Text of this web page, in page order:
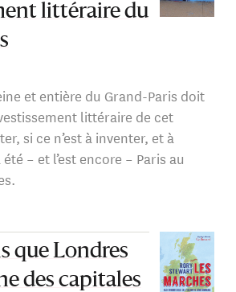
littéraire du
et entière du Grand-Paris doit
littéraire de cet
si ce n’est à inventer, et à
– et l’est encore – Paris au
que Londres
des capitales